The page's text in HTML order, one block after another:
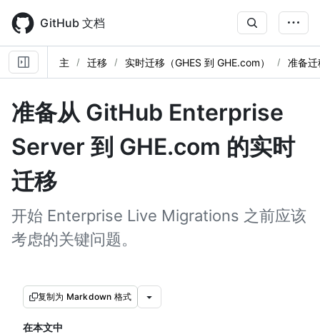
main
content
GitHub 文档
主 迁移 实时迁移（GHES 到 GHE.com） 准备迁
准备从 GitHub Enterprise
Server 到 GHE.com 的实时
迁移
开始 Enterprise Live Migrations 之前应该
考虑的关键问题。
复制为 Markdown 格式
在本文中